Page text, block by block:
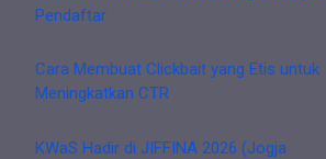
Pendaftar
Cara Membuat Clickbait yang Etis untuk
Meningkatkan CTR
KWaS Hadir di JIFFINA 2026 (Jogja